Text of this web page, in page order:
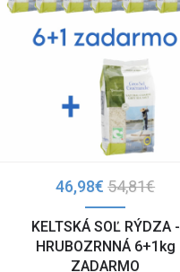
46,98€54,81€
KELTSKÁ SOĽ RÝDZA -
HRUBOZRNNÁ 6+1kg
ZADARMO